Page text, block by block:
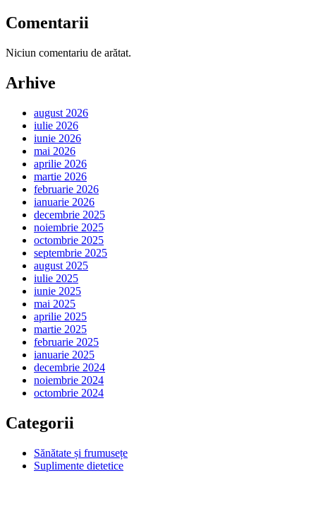
Comentarii
Niciun comentariu de arătat.
Arhive
august 2026
iulie 2026
iunie 2026
mai 2026
aprilie 2026
martie 2026
februarie 2026
ianuarie 2026
decembrie 2025
noiembrie 2025
octombrie 2025
septembrie 2025
august 2025
iulie 2025
iunie 2025
mai 2025
aprilie 2025
martie 2025
februarie 2025
ianuarie 2025
decembrie 2024
noiembrie 2024
octombrie 2024
Categorii
Sănătate și frumusețe
Suplimente dietetice